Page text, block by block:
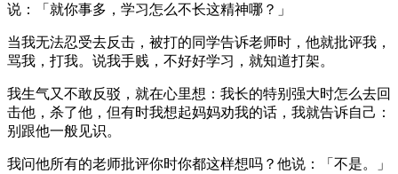
说：「就你事多，学习怎么不长这精神哪？」
当我无法忍受去反击，被打的同学告诉老师时，他就批评我，
骂我，打我。说我手贱，不好好学习，就知道打架。
我生气又不敢反驳，就在心里想：我长的特别强大时怎么去回
击他，杀了他，但有时我想起妈妈劝我的话，我就告诉自己：
别跟他一般见识。
我问他所有的老师批评你时你都这样想吗？他说：「不是。」